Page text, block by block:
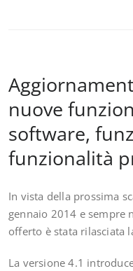
nuove
software,
funzionalità
In vista della prossima
gennaio 2014 e sempre
offerto è stata rilasciata
La versione 4.1